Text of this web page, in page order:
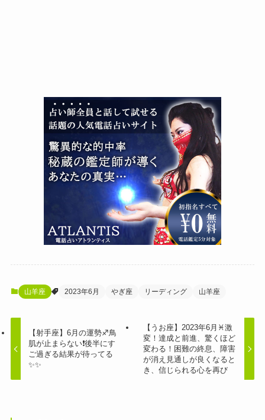
山羊座 2023年6月 やぎ座 リーディング 山羊座
【射手座】6月の運勢♐️鳥
肌が止まらない❗️後半にす
ご過ぎる結果が待ってる
✨✨
【うお座】2023年6月♓️激
変！達成と前進、驚くほど
変わる！困難の終息、障害
が消え見通しが良くなると
き、信じられる心を再び